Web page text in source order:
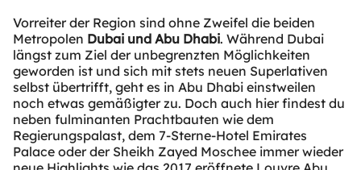
Vorreiter der Region sind ohne Zweifel die beiden
Metropolen Dubai und Abu Dhabi. Während Dubai
längst zum Ziel der unbegrenzten Möglichkeiten
geworden ist und sich mit stets neuen Superlativen
selbst übertrifft, geht es in Abu Dhabi einstweilen
noch etwas gemäßigter zu. Doch auch hier findest du
neben fulminanten Prachtbauten wie dem
Regierungspalast, dem 7-Sterne-Hotel Emirates
Palace oder der Sheikh Zayed Moschee immer wieder